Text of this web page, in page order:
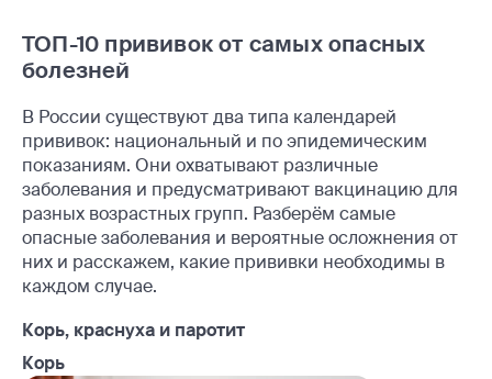
ТОП-10 прививок от самых опасных
болезней
В России существуют два типа календарей
прививок: национальный и по эпидемическим
показаниям. Они охватывают различные
заболевания и предусматривают вакцинацию для
разных возрастных групп. Разберём самые
опасные заболевания и вероятные осложнения от
них и расскажем, какие прививки необходимы в
каждом случае.
Корь, краснуха и паротит
Корь